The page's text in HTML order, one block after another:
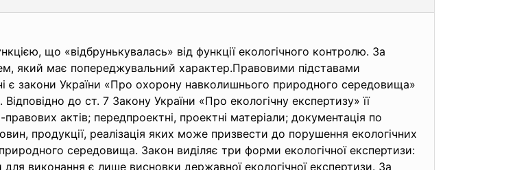
що «відбрунькувалась» від функції екологічного контролю. За
який має попереджувальний характер.Правовими підставами
є закони України «Про охорону навколишнього природного середовища»
до ст. 7 Закону України «Про екологічну експертизу» її
актів; передпроектні, проектні матеріали; документація по
продукції, реалізація яких може призвести до порушення екологічних
середовища. Закон виділяє три форми екологічної експертизи:
виконання є лише висновки державної екологічної експертизи. За